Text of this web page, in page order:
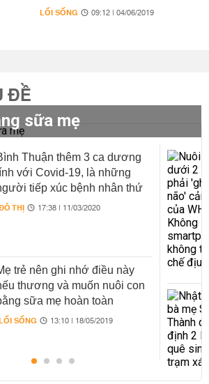
LỐI SỐNG 09:12 | 04/06/2019
ĐỀ
sữa mẹ
Thuận thêm 3 ca dương
với Covid-19, là những
tiếp xúc bệnh nhân thứ
34 THỊ 17:38 | 11/03/2020
trẻ nên ghi nhớ điều này
thương và muốn nuôi con
sữa mẹ hoàn toàn
SỐNG 13:10 | 18/05/2019